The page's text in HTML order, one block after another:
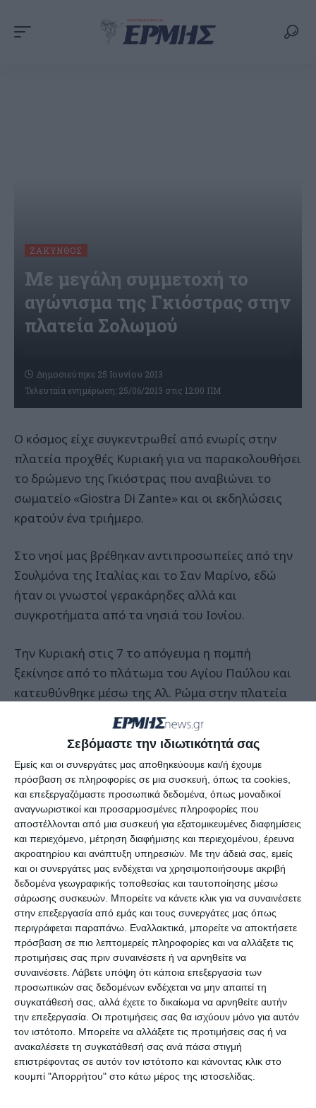
Σεβόμαστε την ιδιωτικότητά σας
Εμείς και οι συνεργάτες μας αποθηκεύουμε και/ή έχουμε
πρόσβαση σε πληροφορίες σε μια συσκευή, όπως τα cookies,
και επεξεργαζόμαστε προσωπικά δεδομένα, όπως μοναδικοί
αναγνωριστικοί και προσαρμοσμένες πληροφορίες που
αποστέλλονται από μια συσκευή για εξατομικευμένες διαφημίσεις
και περιεχόμενο, μέτρηση διαφήμισης και περιεχομένου, έρευνα
ακροατηρίου και ανάπτυξη υπηρεσιών. Με την άδειά σας, εμείς
και οι συνεργάτες μας ενδέχεται να χρησιμοποιήσουμε ακριβή
δεδομένα γεωγραφικής τοποθεσίας και ταυτοποίησης μέσω
σάρωσης συσκευών. Μπορείτε να κάνετε κλικ για να συναινέσετε
στην επεξεργασία από εμάς και τους συνεργάτες μας όπως
περιγράφεται παραπάνω. Εναλλακτικά, μπορείτε να αποκτήσετε
πρόσβαση σε πιο λεπτομερείς πληροφορίες και να αλλάξετε τις
προτιμήσεις σας πριν συναινέσετε ή να αρνηθείτε να
συναινέσετε. Λάβετε υπόψη ότι κάποια επεξεργασία των
προσωπικών σας δεδομένων ενδέχεται να μην απαιτεί τη
συγκατάθεσή σας, αλλά έχετε το δικαίωμα να αρνηθείτε αυτήν
την επεξεργασία. Οι προτιμήσεις σας θα ισχύουν μόνο για αυτόν
τον ιστότοπο. Μπορείτε να αλλάξετε τις προτιμήσεις σας ή να
ανακαλέσετε τη συγκατάθεσή σας ανά πάσα στιγμή
επιστρέφοντας σε αυτόν τον ιστότοπο και κάνοντας κλικ στο
κουμπί "Απορρήτου" στο κάτω μέρος της ιστοσελίδας.
ΖΆΚΥΝΘΟΣ
Με μεγάλη συμμετοχή το
αγώνισμα της Γκιόστρας στην
πλατεία Σολωμού
Τελευταία ενημέρωση: 25/06/2013 στις 12:00 ΠΜ
Δημοσιεύτηκε 25 Ιουνίου 2013
Ο κόσμος είχε συγκεντρωθεί από ενωρίς στην
πλατεία προχθές Κυριακή για να παρακολουθήσει
το δρώμενο της Γκιόστρας που αναβιώνει το
σωματείο «Giostra Di Zante» και οι εκδηλώσεις
κρατούν ένα τριήμερο.
Στο νησί μας βρέθηκαν αντιπροσωπείες από την
Σουλμόνα της Ιταλίας και το Σαν Μαρίνο, εδώ
ήταν οι γνωστοί γερακάρηδες αλλά και
συγκροτήματα από τα νησιά του Ιονίου.
Την Κυριακή στις 7 το απόγευμα η πομπή
ξεκίνησε από το πλάτωμα του Αγίου Παύλου και
κατευθύνθηκε μέσω της Αλ. Ρώμα στην πλατεία
Γκιόστρας και αφού πέρασαν όλες οι
αντιπροσωπείες, στο τέλος της παρέλασης
πέρασαν τα άλογα και οι καβαλάρηδες.
Όλοι κατέληξαν στον ειδικά διαμορφωμένο χώρο
στην πλατεία Σολωμού με τους καλεσμένους να
σταματούν στο πλάτωμα του Μεταβυζαντινού
Μουσείου.
Οι ιππότες και τα άλογα που συμμετείχαν στη
Γκιόστρα είχαν την τιμητική τους και αφού
έδωσαν τον όρκο άρχισε το αγώνισμα.
Οκτώ άτομα πήραν μέρος στο αγώνισμα,
ανάμεσά τους ιππότες που εκπροσωπούσαν τη
Ζάκυνθο, την Κεφαλονιά, την Κέρκυρα και τα
Κύθηρα.
Προηγήθηκαν οι επιδείξεις με τις σημαίες που